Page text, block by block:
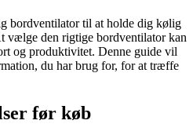
bordventilator til at holde dig kølig
vælge den rigtige bordventilator kan
og produktivitet. Denne guide vil
du har brug for, for at træffe
før køb